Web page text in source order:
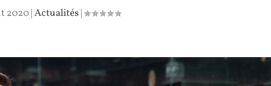
2020|Actualités|